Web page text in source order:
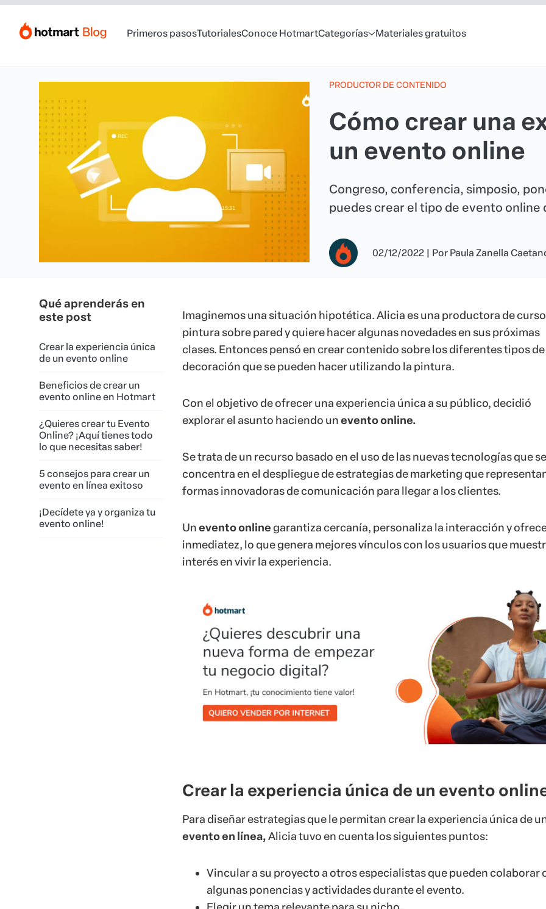
Primeros pasosTutorialesConoce HotmartCategorías Materiales gratuitos
PRODUCTOR DE CONTENIDO
Cómo crear una
un evento online
Congreso, conferencia, simposio,
puedes crear el tipo de evento online
02/12/2022 | Por Paula Zanella
Qué aprenderás en
este post
Crear la experiencia única
de un evento online
Beneficios de crear un
evento online en Hotmart
¿Quieres crear tu Evento
Online? ¡Aquí tienes todo
lo que necesitas saber!
5 consejos para crear un
evento en línea exitoso
¡Decídete ya y organiza tu
evento online!
Imaginemos una situación hipotética. Alicia es una productora de
pintura sobre pared y quiere hacer algunas novedades en sus próximas
clases. Entonces pensó en crear contenido sobre los diferentes tipos de
decoración que se pueden hacer utilizando la pintura.
Con el objetivo de ofrecer una experiencia única a su público, decidió
explorar el asunto haciendo unevento online.
Se trata de un recurso basado en el uso de las nuevas tecnologías que se
concentra en el despliegue de estrategias de marketing que
formas innovadoras de comunicación para llegar a los clientes.
Unevento online garantiza cercanía, personaliza la interacción y
inmediatez, lo que genera mejores vínculos con los usuarios que
interés en vivir la experiencia.
Crear la experiencia única de un evento
Para diseñar estrategias que le permitan crear la experiencia única de
evento en línea,Alicia tuvo en cuenta los siguientes puntos:
Vincular a su proyecto a otros especialistas que pueden colaborar
algunas ponencias y actividades durante el evento.
Un evento en este formato es una oportunidad para aproximarse
más a su público.
La acción puede contribuir a la venta de otros productos de su
Llevar a cabo elevento onlinepuede consolidar su autoridad en el
personas pueden participar en los
eventos virtuales
La línea de raciocinio de Alicia es estratégica y hace que su negocio se